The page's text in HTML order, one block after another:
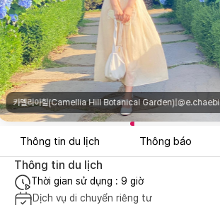
초콜릿박물관(Chocolate Museum)|@ggon_nim
Thông tin du lịch Thông báo
Thông tin du lịch
Thời gian sử dụng : 9 giờ
Dịch vụ di chuyển riêng tư